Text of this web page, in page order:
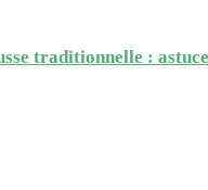
traditionnelle :